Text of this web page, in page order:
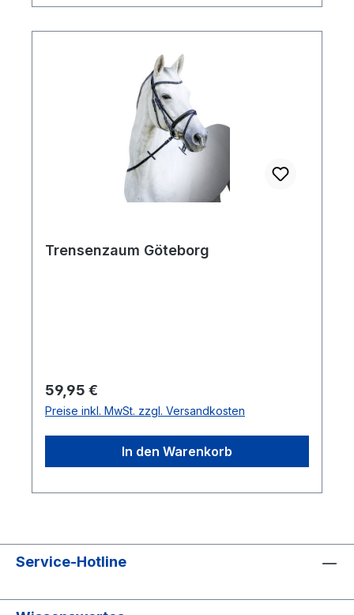
Trensenzaum Göteborg
Regulärer Preis:
59,95 €
Preise inkl. MwSt. zzgl. Versandkosten
In den Warenkorb
Service-Hotline